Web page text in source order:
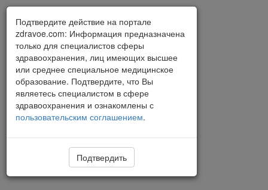
Подтвердите действие на портале
zdravoe.com: Информация предназначена
только для специалистов сферы
здравоохранения, лиц имеющих высшее
или среднее специальное медицинское
образование. Подтвердите, что Вы
являетесь специалистом в сфере
здравоохранения и ознакомлены с
пользовательским соглашением.
Подтвердить